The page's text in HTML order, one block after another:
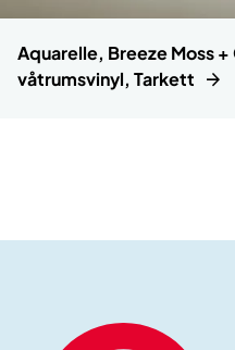
Aquarelle, Breeze Moss +
våtrumsvinyl, Tarkett